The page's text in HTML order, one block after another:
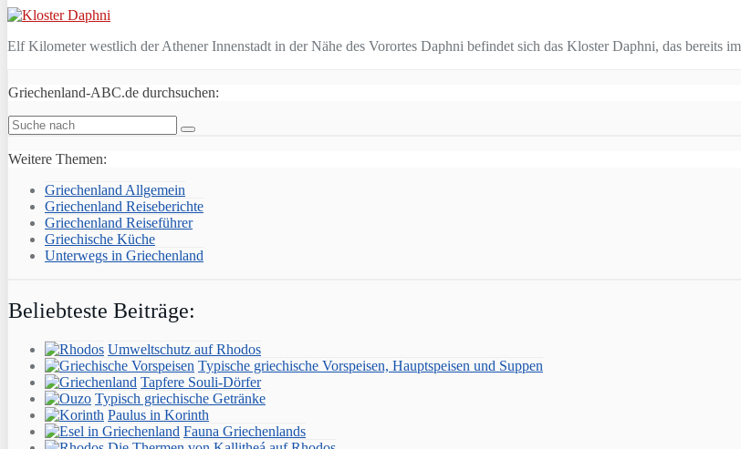
Elf Kilometer westlich der Athener Innenstadt in der Nähe des Vorortes Daphni befindet sich das Kloster Daphni, das bereits
Griechenland-ABC.de durchsuchen:
Weitere Themen:
Griechenland Allgemein
Griechenland Reiseberichte
Griechenland Reiseführer
Griechische Küche
Unterwegs in Griechenland
Beliebteste Beiträge:
Umweltschutz auf Rhodos
Typische griechische Vorspeisen, Hauptspeisen und Suppen
Tapfere Souli-Dörfer
Typisch griechische Getränke
Paulus in Korinth
Fauna Griechenlands